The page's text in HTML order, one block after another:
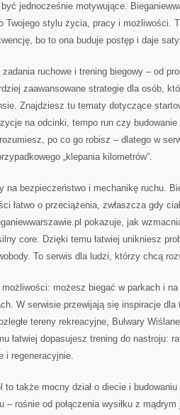
jednocześnie motywujące.
Twojego stylu życia, pracy i możliwości.
bo to ona buduje postęp i daje
ruchowe i trening biegowy – od
zaawansowane strategie dla osób,
Znajdziesz tu tematy dotyczące
na odcinki, tempo run czy
po co go robisz – dlatego w
„klepania kilometrów”.
na bezpieczeństwo i mechanikę ruchu.
łatwo o przeciążenia, zwłaszcza gdy
pokazuje, jak
core. Dzięki temu łatwiej unikniesz
To serwis dla ludzi, którzy chcą
możesz biegać w parkach i
W serwisie przewijają się inspiracje
tereny rekreacyjne, Bulwary
łatwiej dopasujesz trening do nastroju:
i regeneracyjnie.
to także mocny dział o diecie i
– rośnie od połączenia wysiłku z